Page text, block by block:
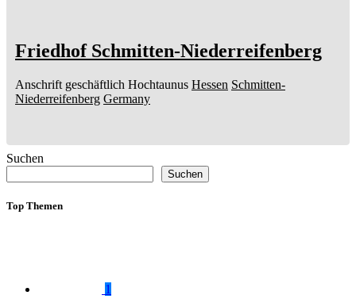
Friedhof Schmitten-Niederreifenberg
Anschrift geschäftlich Hochtaunus Hessen Schmitten-
Niederreifenberg Germany
Suchen
Suchen
Top Themen
1